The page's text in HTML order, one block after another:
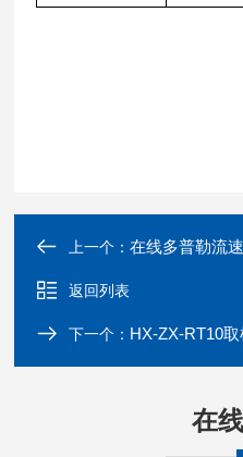
上一个：在线多普勒流
返回列表
下一个： HX-ZX-RT10
在